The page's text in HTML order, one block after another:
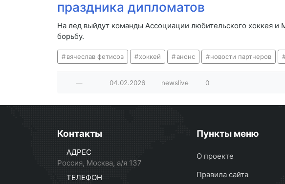
праздника дипломатов
На лед выйдут команды Ассоциации любительского хоккея
борьбу.
вячеслав фетисов хоккей анонс новости партнеров
— 04.02.2026 newslive 0
Контакты
АДРЕС
Россия, Москва, а/я 137
ТЕЛЕФОН
Пункты меню
О проекте
Правила сайта